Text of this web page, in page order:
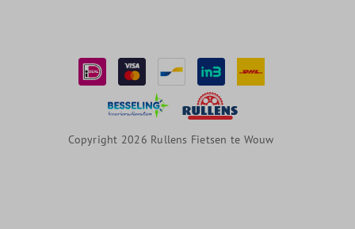
Copyright 2026 Rullens Fietsen te Wouw